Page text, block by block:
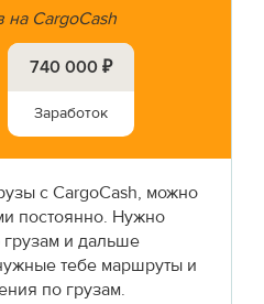
на CargoCash
740 000 ₽
Заработок
с CargoCash, можно
постоянно. Нужно
и дальше
тебе маршруты и
по грузам.